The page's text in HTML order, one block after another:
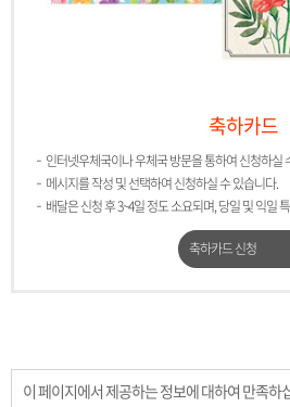
축하카드
인터넷우체국이나 우체국 방문을 통하여 신청하실
메시지를 작성 및 선택하여 신청하실 수 있습니다.
배달은 신청 후 3~4일 정도 소요되며, 당일 및 익일
축하카드 신청
이 페이지에서 제공하는 정보에 대하여 만족하